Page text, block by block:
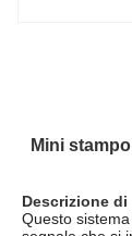
Mini
Descrizione
Questo